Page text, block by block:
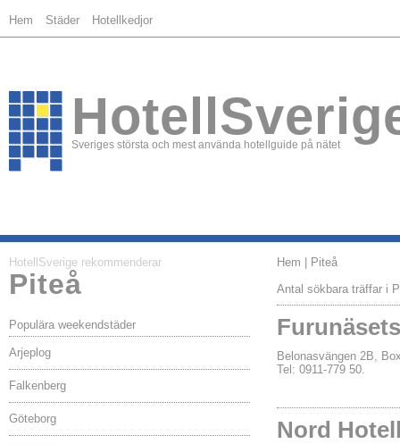
Hem Städer Hotellkedjor
Sveriges största och mest använda hotellguide på nätet
HotellSverige rekommenderar
Piteå
Populära weekendstäder
Arjeplog
Falkenberg
Göteborg
Hem | Piteå
Antal sökbara träffar i
Belonasvängen 2B,
Tel: 0911-779 50.
Nord